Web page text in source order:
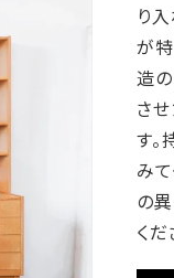
り
が
造
さ
す
み
の
くだ